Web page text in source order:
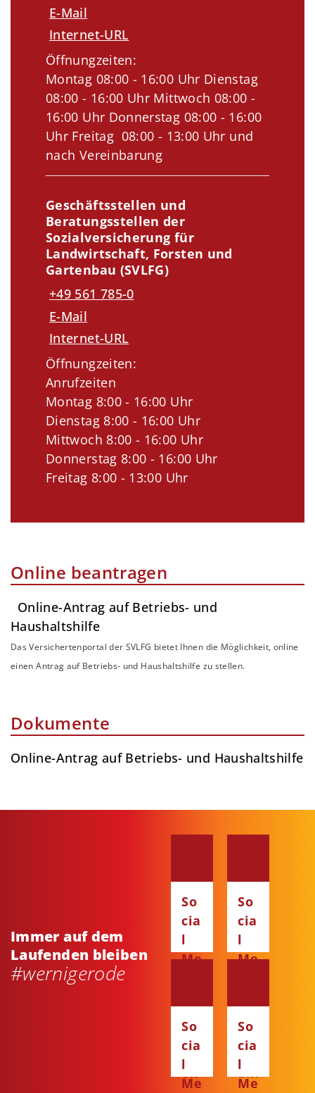
E-Mail
Internet-URL
Öffnungzeiten:
Montag 08:00 - 16:00 Uhr Dienstag
08:00 - 16:00 Uhr Mittwoch 08:00 -
16:00 Uhr Donnerstag 08:00 - 16:00
Uhr Freitag 08:00 - 13:00 Uhr und
nach Vereinbarung
Geschäftsstellen und
Beratungsstellen der
Sozialversicherung für
Landwirtschaft, Forsten und
Gartenbau (SVLFG)
+49 561 785-0
E-Mail
Internet-URL
Öffnungzeiten:
Anrufzeiten
Montag 8:00 - 16:00 Uhr
Dienstag 8:00 - 16:00 Uhr
Mittwoch 8:00 - 16:00 Uhr
Donnerstag 8:00 - 16:00 Uhr
Freitag 8:00 - 13:00 Uhr
Online beantragen
Online-Antrag auf Betriebs- und
Haushaltshilfe
Das Versichertenportal der SVLFG bietet Ihnen die Möglichkeit, online
einen Antrag auf Betriebs- und Haushaltshilfe zu stellen.
Dokumente
Online-Antrag auf Betriebs- und Haushaltshilfe
Immer auf dem
Laufenden bleiben
#wernigerode
So
cia
l
Me
ce
bo
ok
So
cia
l
Me
ta
gr
am
So
cia
l
Me
So
cia
l
Me